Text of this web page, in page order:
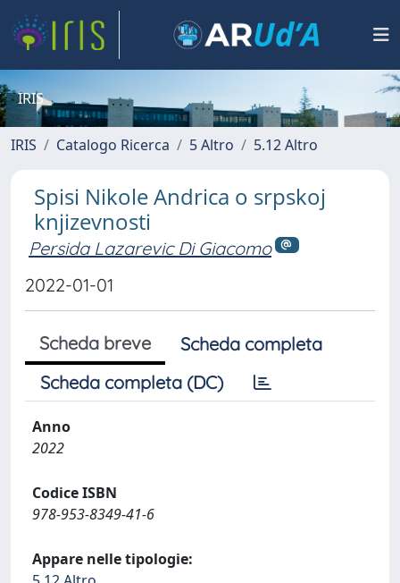
IRIS
IRIS Catalogo Ricerca 5 Altro 5.12 Altro
Spisi Nikole Andrica o srpskoj
knjizevnosti
Persida Lazarevic Di Giacomo
2022-01-01
Scheda breve
Scheda completa
Scheda completa (DC)
Anno
2022
Codice ISBN
978-953-8349-41-6
Appare nelle tipologie: